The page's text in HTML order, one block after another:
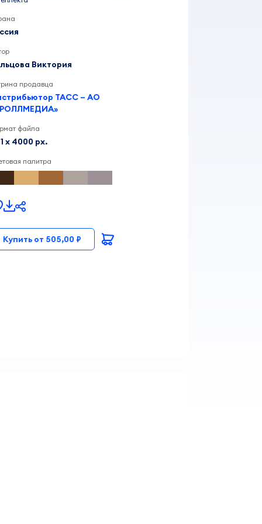
Виктория
продавца
ТАСС – АО
файла
x 4000 px.
палитра
Купить от 505,00 ₽